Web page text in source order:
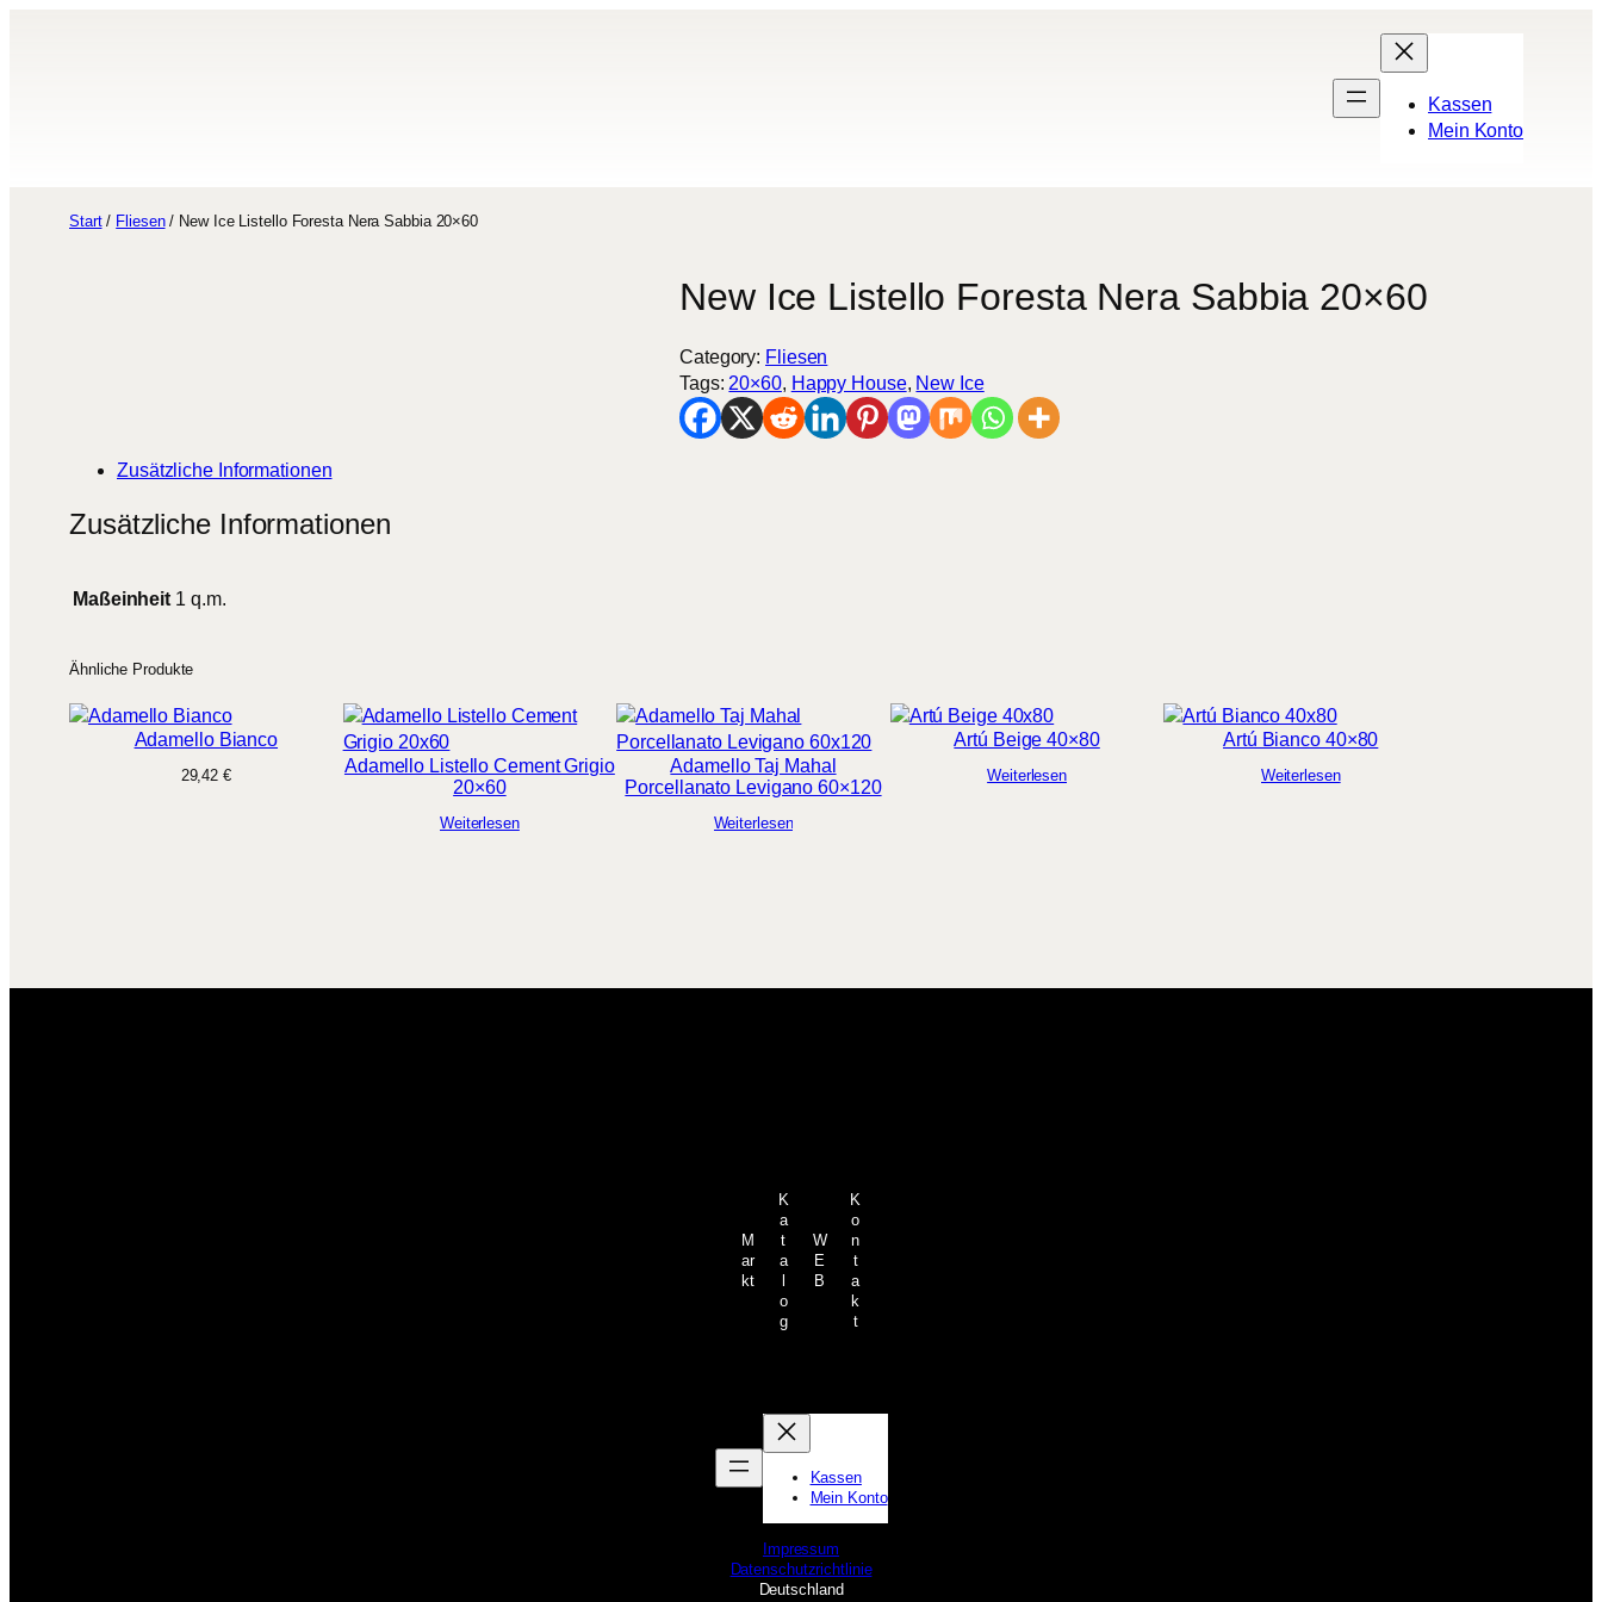
Kassen
Mein Konto
Start/ Fliesen/ New Ice Listello Foresta Nera Sabbia 20×60
New Ice Listello Foresta Nera Sabbia 20×60
Category: Fliesen
Tags: 20×60, Happy House, New Ice
Zusätzliche Informationen
Zusätzliche Informationen
Maßeinheit 1 q.m.
Ähnliche Produkte
Adamello Bianco
29,42€
Adamello Listello Cement Grigio
20×60
Weiterlesen
Adamello Taj Mahal
Porcellanato Levigano 60×120
Weiterlesen
Artú Beige 40×80
Weiterlesen
Artú Bianco 40×80
Weiterlesen
M
ar
kt
K
a
t
a
o
g
W
E
B
K
o
n
t
a
k
t
Kassen
Mein Konto
Impressum
Datenschutzrichtlinie
Deutschland